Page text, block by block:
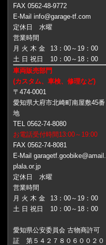
FAX 0562-48-9772
E-Mail info@garage-tf.com
定休日 水曜
営業時間
月 火 木 金
13：00～19：00
土 日 祝日
10：00～18：00
車両販売部門
(カスタム、車検、修理など)
〒474-0001
愛知県大府市北崎町南屋敷45番
地
TEL 0562-74-8080
お電話受付時間13:00～19:00
FAX 0562-74-8081
E-Mail garagetf.goobike@amail.
plala.or.jp
定休日 水曜
営業時間
月 火 木 金
13：00～19：00
土 日 祝日
10：00～18：00
愛知県公安委員会 古物商許可
証 第５４２７８０６００２０